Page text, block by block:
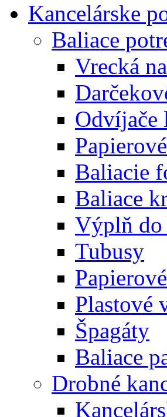
Kancelárske
Baliace
Vrecká
Odvíjače
Baliacie
Baliace
Výplň do
Tubusy
Plastové
Špagáty
Baliace
Drobné